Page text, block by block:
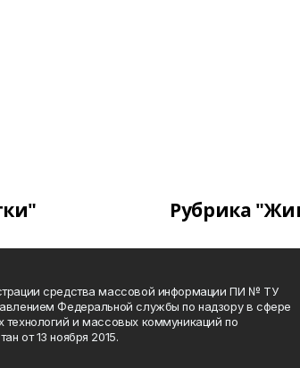
Рубрика
средства массовой информации ПИ № ТУ
Федеральной службы по надзору в сфере
технологий и массовых коммуникаций по
от 13 ноября 2015.